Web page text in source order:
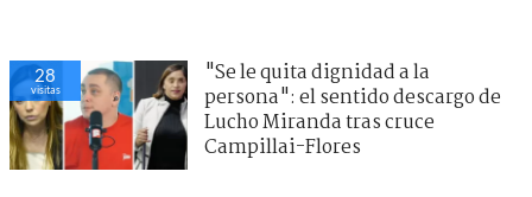
28
visitas
"Se le quita dignidad a la
persona": el sentido descargo de
Lucho Miranda tras cruce
Campillai-Flores